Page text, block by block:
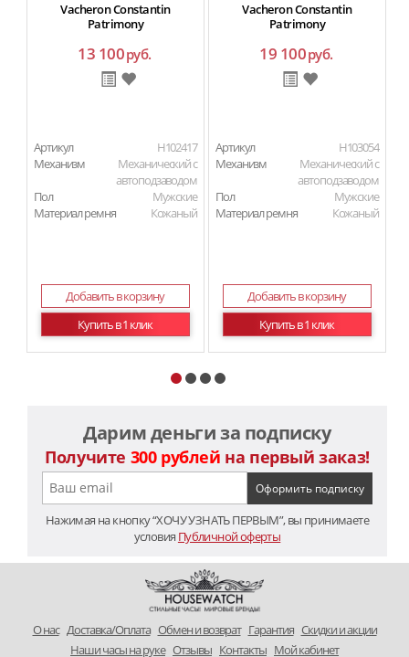
Vacheron Constantin
Patrimony
13 100руб.
Артикул
H102417
Механизм
Механический с
автоподзаводом
Пол
Мужские
Материал ремня
Кожаный
Добавить в корзину
Купить в 1 клик
Vacheron Constantin
Patrimony
19 100руб.
Артикул
H103054
Механизм
Механический с
автоподзаводом
Пол
Мужские
Материал ремня
Кожаный
Добавить в корзину
Купить в 1 клик
Дарим деньги за подписку
Получите 300 рублей на первый заказ!
Нажимая на кнопку “ХОЧУ УЗНАТЬ ПЕРВЫМ”, вы принимаете
условия Публичной оферты
O нас Доставка/Оплата Обмен и возврат Гарантия Скидки и акции
Наши часы на руке Отзывы Контакты Мой кабинет